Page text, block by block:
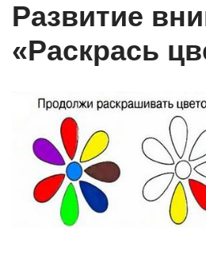
Развитие
«Раскрась